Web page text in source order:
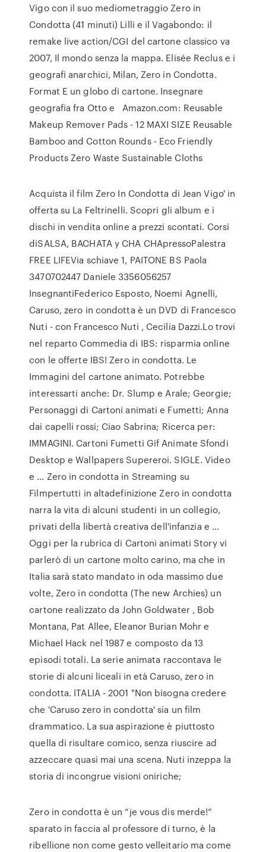
Vigo con il suo mediometraggio Zero in
Condotta (41 minuti) Lilli e il Vagabondo: il
remake live action/CGI del cartone classico va
2007, Il mondo senza la mappa. Elisée Reclus e i
geografi anarchici, Milan, Zero in Condotta.
Format E un globo di cartone. Insegnare
geografia fra Otto e Amazon.com: Reusable
Makeup Remover Pads - 12 MAXI SIZE Reusable
Bamboo and Cotton Rounds - Eco Friendly
Products Zero Waste Sustainable Cloths
Acquista il film Zero In Condotta di Jean Vigo' in
offerta su La Feltrinelli. Scopri gli album e i
dischi in vendita online a prezzi scontati. Corsi
diSALSA, BACHATA y CHA CHApressoPalestra
FREE LIFEVia schiave 1, PAITONE BS Paola
3470702447 Daniele 3356056257
InsegnantiFederico Esposto, Noemi Agnelli,
Caruso, zero in condotta è un DVD di Francesco
Nuti - con Francesco Nuti , Cecilia Dazzi.Lo trovi
nel reparto Commedia di IBS: risparmia online
con le offerte IBS! Zero in condotta. Le
Immagini del cartone animato. Potrebbe
interessarti anche: Dr. Slump e Arale; Georgie;
Personaggi di Cartoni animati e Fumetti; Anna
dai capelli rossi; Ciao Sabrina; Ricerca per:
IMMAGINI. Cartoni Fumetti Gif Animate Sfondi
Desktop e Wallpapers Supereroi. SIGLE. Video
e … Zero in condotta in Streaming su
Filmpertutti in altadefinizione Zero in condotta
narra la vita di alcuni studenti in un collegio,
privati della libertà creativa dell'infanzia e …
Oggi per la rubrica di Cartoni animati Story vi
parlerò di un cartone molto carino, ma che in
Italia sarà stato mandato in oda massimo due
volte, Zero in condotta (The new Archies) un
cartone realizzato da John Goldwater , Bob
Montana, Pat Allee, Eleanor Burian Mohr e
Michael Hack nel 1987 e composto da 13
episodi totali. La serie animata raccontava le
storie di alcuni liceali in età Caruso, zero in
condotta. ITALIA - 2001 "Non bisogna credere
che 'Caruso zero in condotta' sia un film
drammatico. La sua aspirazione è piuttosto
quella di risultare comico, senza riuscire ad
azzeccare quasi mai una scena. Nuti inzeppa la
storia di incongrue visioni oniriche;
Zero in condotta è un “je vous dis merde!”
sparato in faccia al professore di turno, è la
ribellione non come gesto velleitario ma come